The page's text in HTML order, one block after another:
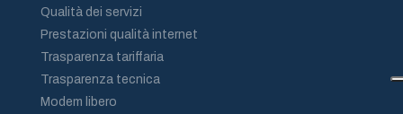
Qualità dei servizi
Prestazioni qualità internet
Trasparenza tariffaria
Trasparenza tecnica
Modem libero